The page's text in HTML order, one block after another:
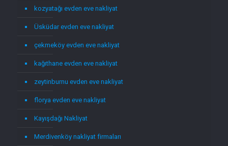
kozyatağı evden eve nakliyat
Üsküdar evden eve nakliyat
çekmeköy evden eve nakliyat
kağıthane evden eve nakliyat
zeytinburnu evden eve nakliyat
florya evden eve nakliyat
Kayışdağı Nakliyat
Merdivenköy nakliyat firmaları